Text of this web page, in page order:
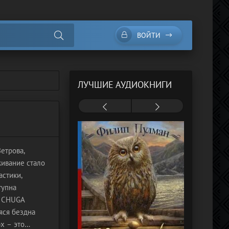
ВОЙТИ
стало
бездна
– это
ЛУЧШИЕ АУДИОКНИГИ